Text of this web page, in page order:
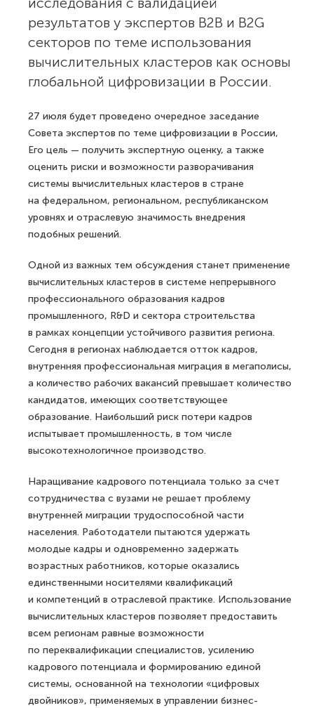
результатов у экспертов B2B и B2G
секторов по теме использования
вычислительных кластеров как основы
глобальной цифровизации в России.
27 июля будет проведено очередное заседание
Совета экспертов по теме цифровизации в России,
Его цель — получить экспертную оценку, а также
оценить риски и возможности разворачивания
системы вычислительных кластеров в стране
на федеральном, региональном, республиканском
уровнях и отраслевую значимость внедрения
подобных решений.
Одной из важных тем обсуждения станет применение
вычислительных кластеров в системе непрерывного
профессионального образования кадров
промышленного, R&D и сектора строительства
в рамках концепции устойчивого развития региона.
Сегодня в регионах наблюдается отток кадров,
внутренняя профессиональная миграция в мегаполисы,
а количество рабочих вакансий превышает количество
кандидатов, имеющих соответствующее
образование. Наибольший риск потери кадров
испытывает промышленность, в том числе
высокотехнологичное производство.
Наращивание кадрового потенциала только за счет
сотрудничества с вузами не решает проблему
внутренней миграции трудоспособной части
населения. Работодатели пытаются удержать
молодые кадры и одновременно задержать
возрастных работников, которые оказались
единственными носителями квалификаций
и компетенций в отраслевой практике. Использование
вычислительных кластеров позволяет предоставить
всем регионам равные возможности
по переквалификации специалистов, усилению
кадрового потенциала и формированию единой
системы, основанной на технологии «цифровых
двойников», применяемых в управлении бизнес-